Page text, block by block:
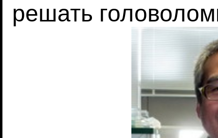
решать